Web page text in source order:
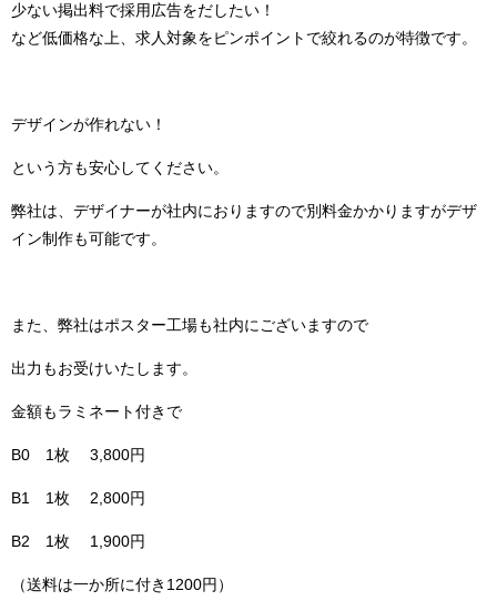
少ない掲出料で採用広告をだしたい！
など低価格な上、求人対象をピンポイントで絞れるのが特徴です。
デザインが作れない！
という方も安心してください。
弊社は、デザイナーが社内におりますので別料金かかりますがデザ
イン制作も可能です。
また、弊社はポスター工場も社内にございますので
出力もお受けいたします。
金額もラミネート付きで
B0 1枚 3,800円
B1 1枚 2,800円
B2 1枚 1,900円
（送料は一か所に付き1200円）